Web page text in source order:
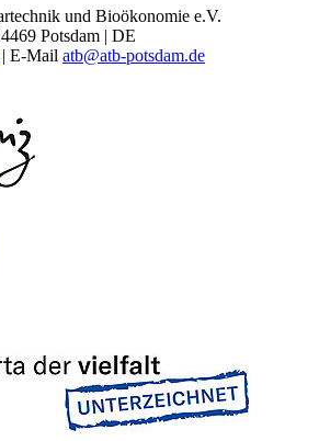
und Bioökonomie e.V.
Potsdam | DE
| E-Mail atb@atb-potsdam.de